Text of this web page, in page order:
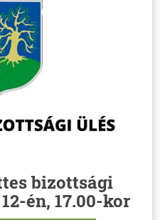
bizottsági
én, 17.00-kor